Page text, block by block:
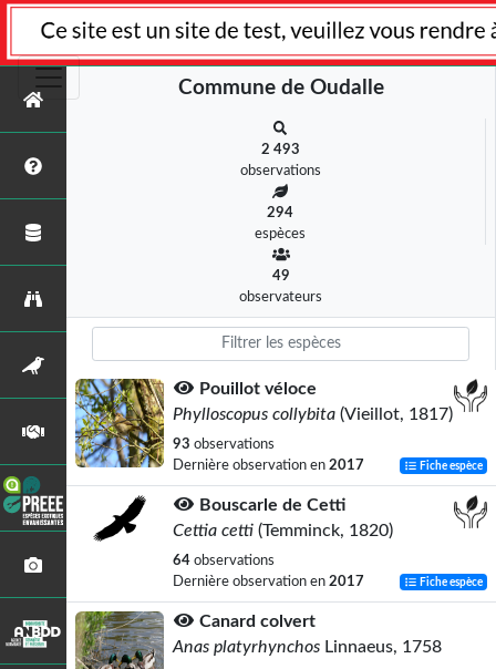
Commune de Oudalle
2 493
observations
294
espèces
49
observateurs
Pouillot véloce
Phylloscopus collybita (Vieillot, 1817)
93 observations
Dernière observation en 2017 Fiche espèce
Bouscarle de Cetti
Cettia cetti (Temminck, 1820)
64 observations
Dernière observation en 2017 Fiche espèce
Canard colvert
Anas platyrhynchos Linnaeus, 1758